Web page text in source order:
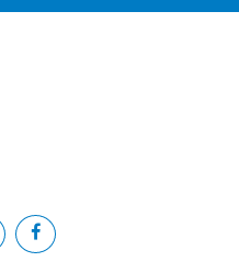
Share on twitter
Share on facebook